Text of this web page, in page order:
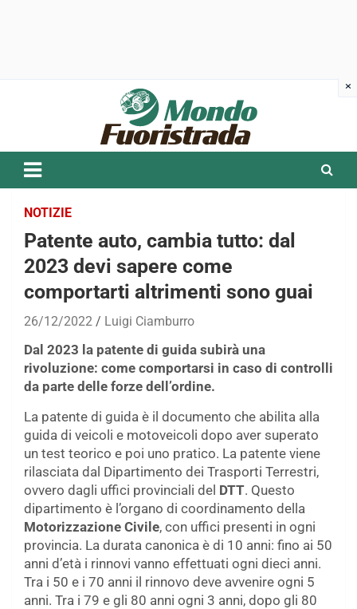
NOTIZIE
Patente auto, cambia tutto: dal
2023 devi sapere come
comportarti altrimenti sono guai
26/12/2022 Luigi Ciamburro
Dal 2023 la patente di guida subirà una
rivoluzione: come comportarsi in caso di controlli
da parte delle forze dell’ordine.
La patente di guida è il documento che abilita alla
guida di veicoli e motoveicoli dopo aver superato
un test teorico e poi uno pratico. La patente viene
rilasciata dal Dipartimento dei Trasporti Terrestri,
ovvero dagli uffici provinciali del DTT. Questo
dipartimento è l’organo di coordinamento della
Motorizzazione Civile, con uffici presenti in ogni
provincia. La durata canonica è di 10 anni: fino ai 50
anni d’età i rinnovi vanno effettuati ogni dieci anni.
Tra i 50 e i 70 anni il rinnovo deve avvenire ogni 5
anni. Tra i 79 e gli 80 anni ogni 3 anni, dopo gli 80